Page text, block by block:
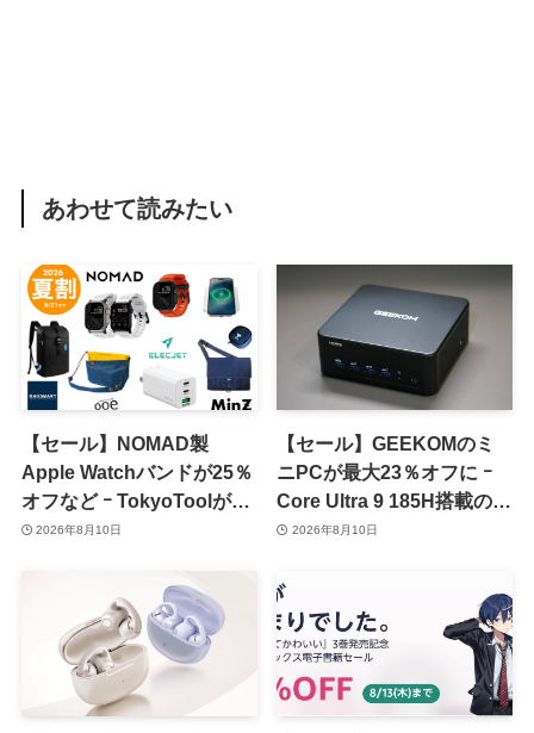
あわせて読みたい
【セール】NOMAD製
Apple Watchバンドが25％
オフなど ｰ TokyoToolが
｢2026 夏割 SUMMER
2026年8月10日
【セール】GEEKOMのミ
ニPCが最大23％オフに ｰ
Core Ultra 9 185H搭載の
｢IT13 Max｣が15％オフなど
2026年8月10日